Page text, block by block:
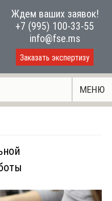
Ждем ваших заявок!
+7 (995) 100-33-55
info@fse.ms
Заказать экспертизу
МЕНЮ